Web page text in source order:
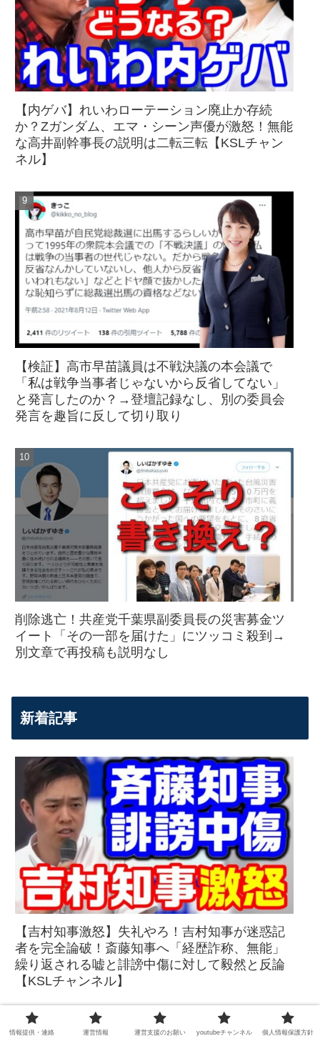
【内ゲバ】れいわローテーション廃止か存続
か？Zガンダム、エマ・シーン声優が激怒！無能
な高井副幹事長の説明は二転三転【KSLチャン
ネル】
【検証】高市早苗議員は不戦決議の本会議で
「私は戦争当事者じゃないから反省してない」
と発言したのか？→登壇記録なし、別の委員会
発言を趣旨に反して切り取り
削除逃亡！共産党千葉県副委員長の災害募金ツ
イート「その一部を届けた」にツッコミ殺到→
別文章で再投稿も説明なし
新着記事
【吉村知事激怒】失礼やろ！吉村知事が迷惑記
者を完全論破！斎藤知事へ「経歴詐称、無能」
繰り返される嘘と誹謗中傷に対して毅然と反論
【KSLチャンネル】
情報提供・連絡 運営情報 運営支援のお願い youtubeチャンネル 個人情報保護方針